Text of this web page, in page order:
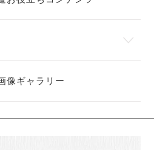
像ギャラリー